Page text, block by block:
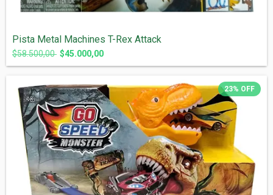
Pista Metal Machines T-Rex Attack
$58.500,00 $45.000,00
23% OFF